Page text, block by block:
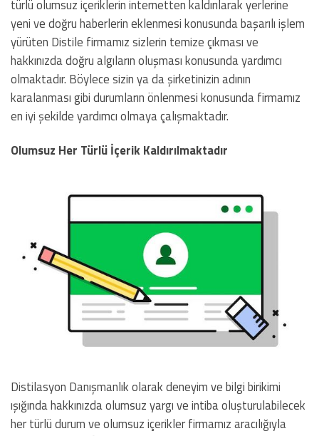
türlü olumsuz içeriklerin internetten kaldırılarak yerlerine
yeni ve doğru haberlerin eklenmesi konusunda başarılı işlem
yürüten Distile firmamız sizlerin temize çıkması ve
hakkınızda doğru algıların oluşması konusunda yardımcı
olmaktadır. Böylece sizin ya da şirketinizin adının
karalanması gibi durumların önlenmesi konusunda firmamız
en iyi şekilde yardımcı olmaya çalışmaktadır.
Olumsuz Her Türlü İçerik Kaldırılmaktadır
Distilasyon Danışmanlık olarak deneyim ve bilgi birikimi
ışığında hakkınızda olumsuz yargı ve intiba oluşturulabilecek
her türlü durum ve olumsuz içerikler firmamız aracılığıyla